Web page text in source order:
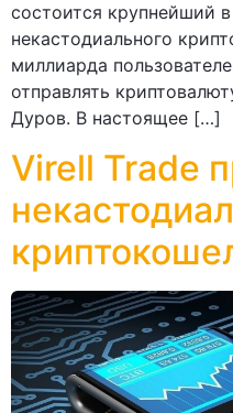
состоится крупнейший
некастодиального
миллиарда
отправлять
Дуров. В настоящее […]
Virell Trade